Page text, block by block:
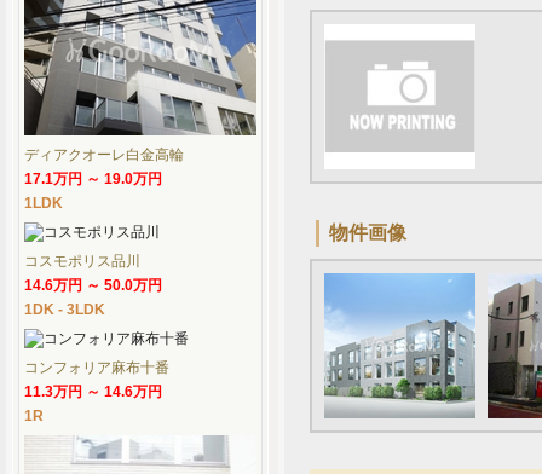
物件画像
ディアクオーレ白金高輪
17.1万円 ～ 19.0万円
1LDK
コスモポリス品川
14.6万円 ～ 50.0万円
1DK - 3LDK
コンフォリア麻布十番
11.3万円 ～ 14.6万円
1R